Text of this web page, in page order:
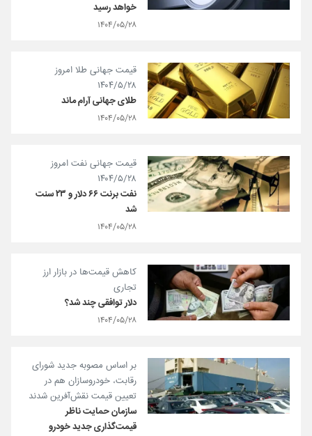
خواهد رسید
۱۴۰۴/۰۵/۲۸
قیمت جهانی طلا امروز
۱۴۰۴/۵/۲۸
طلای جهانی آرام ماند
۱۴۰۴/۰۵/۲۸
قیمت جهانی نفت امروز
۱۴۰۴/۵/۲۸
نفت برنت ۶۶ دلار و ۲۳ سنت
شد
۱۴۰۴/۰۵/۲۸
کاهش قیمت‌ها در بازار ارز
تجاری
دلار توافقی چند شد؟
۱۴۰۴/۰۵/۲۸
بر اساس مصوبه جدید شورای
رقابت، خودروسازان هم در
تعیین قیمت نقش‌آفرین شدند
سازمان حمایت ناظر
قیمت‌گذاری جدید خودرو